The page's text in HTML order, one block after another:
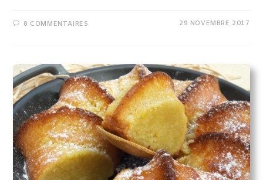
8 COMMENTAIRES 29 NOVEMBRE 2017